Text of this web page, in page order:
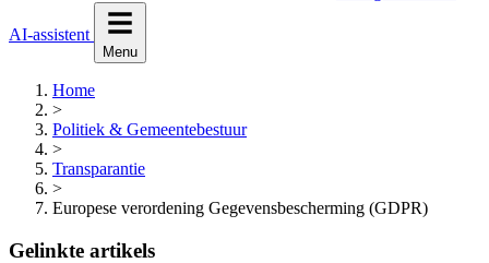
AI-assistent
Menu
Home
>
Politiek & Gemeentebestuur
>
Transparantie
>
Europese verordening Gegevensbescherming (GDPR)
Gelinkte artikels